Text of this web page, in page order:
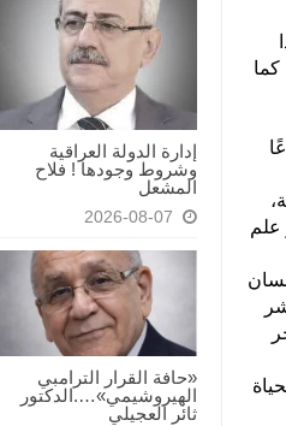
إدارة الدولة العراقية
وشروط وجودها ! فلاح
المشعل
2026-08-07
«حافة القرار الترامبي
الهيروشيمي»….الدكتور
ثائر العجيلي
كما